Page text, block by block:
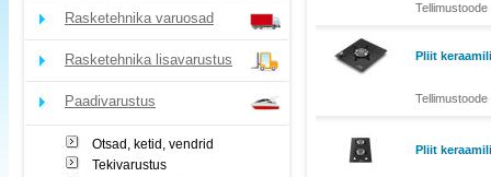
Rasketehnika varuosad
Rasketehnika lisavarustus
Paadivarustus
Otsad, ketid, vendrid
Tekivarustus
Tellimustoode
Pliit
Tellimustoode
Pliit